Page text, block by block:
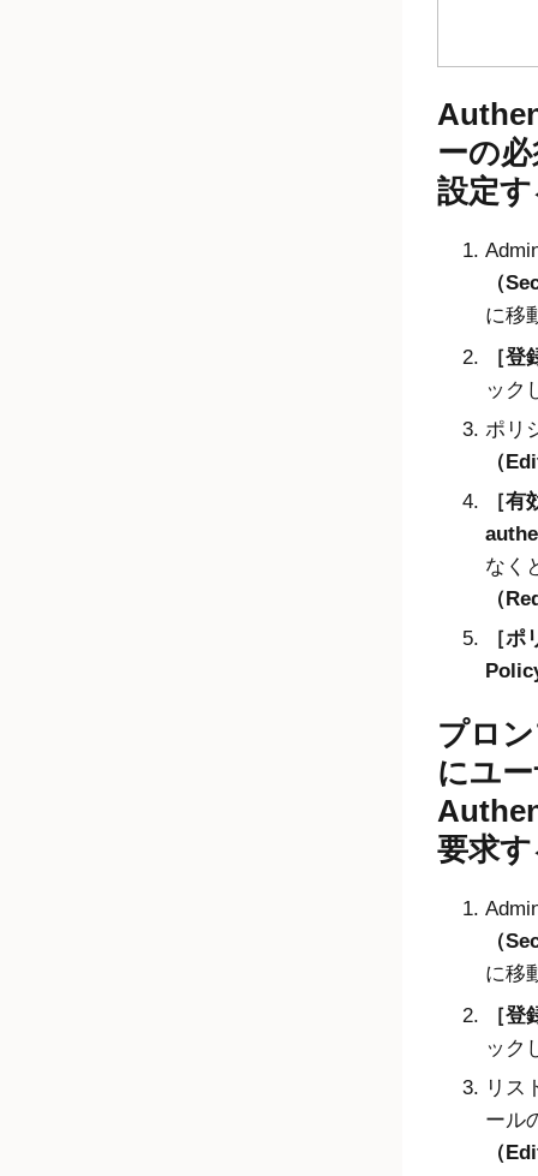
ーの
設定
（
に移
登
ック
ポリ
（
有
なく
（
ポ
プロ
にユ
要求
（
に移
登
ック
リス
ール
（